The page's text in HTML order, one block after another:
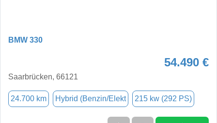
BMW 330
54.490 €
Saarbrücken, 66121
24.700 km Hybrid (Benzin/Elekt 215 kw (292 PS)